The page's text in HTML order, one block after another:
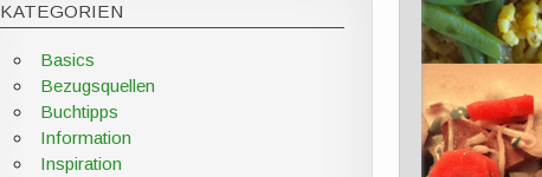
KATEGORIEN
Basics
Bezugsquellen
Buchtipps
Information
Inspiration